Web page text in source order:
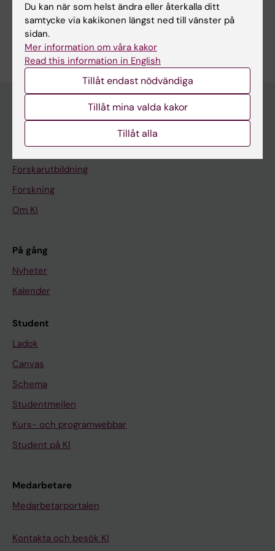
Folkhälsovetenskap, global hälsa och socialmedicin
Är du Phuthumani Mlotshwa?
Redigera din profil
Utbildning
Forskarutbildning
Forskning
Om KI
På gång
Nyheter
Kalender
Student
Ladok
Canvas
Schema
Studentmejlen
Kurs- och programwebbar
Student på KI
Medarbetare
Medarbetarportalen
Kontakta och besök KI
Du kan när som helst ändra eller återkalla ditt
samtycke via kakikonen längst ned till vänster på
sidan.
Mer information om våra kakor
Read this information in English
Tillåt endast nödvändiga
Tillåt mina valda kakor
Tillåt alla